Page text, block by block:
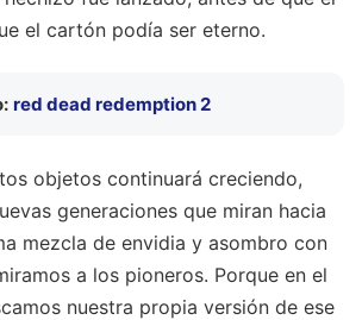
el cartón podía ser eterno.
red dead redemption 2
objetos continuará creciendo,
generaciones que miran hacia
mezcla de envidia y asombro con
a los pioneros. Porque en el
nuestra propia versión de ese